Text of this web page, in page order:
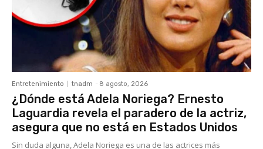
Entretenimiento tnadm - 8 agosto, 2026
¿Dónde está Adela Noriega? Ernesto
Laguardia revela el paradero de la actriz,
asegura que no está en Estados Unidos
Sin duda alguna, Adela Noriega es una de las actrices más